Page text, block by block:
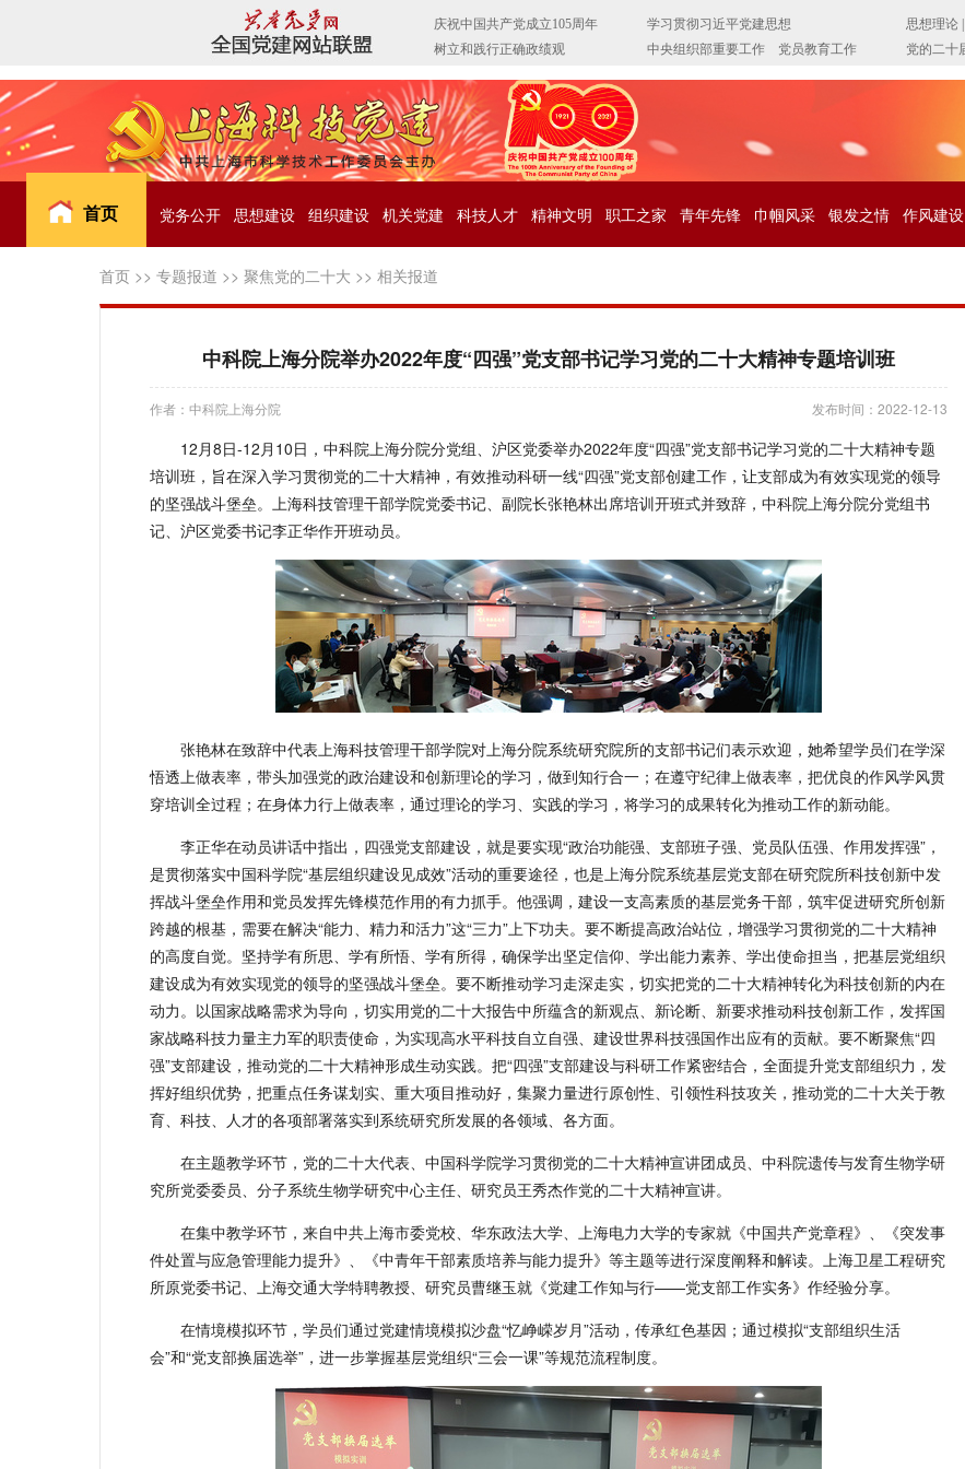
首页 党务公开 思想建设 组织建设 机关党建 科技人才 精神文明 职工之家 青年先锋 巾帼风采 银发之情 作风建设
首页 >> 专题报道 >> 聚焦党的二十大 >> 相关报道
中科院上海分院举办2022年度“四强”党支部书记学习党的二十大精神专题培训班
作者：中科院上海分院 发布时间：2022-12-13
12月8日-12月10日，中科院上海分院分党组、沪区党委举办2022年度“四强”党支部书记学习党的二十大精神专题
培训班，旨在深入学习贯彻党的二十大精神，有效推动科研一线“四强”党支部创建工作，让支部成为有效实现党的领导
的坚强战斗堡垒。上海科技管理干部学院党委书记、副院长张艳林出席培训开班式并致辞，中科院上海分院分党组书
记、沪区党委书记李正华作开班动员。
张艳林在致辞中代表上海科技管理干部学院对上海分院系统研究院所的支部书记们表示欢迎，她希望学员们在学深
悟透上做表率，带头加强党的政治建设和创新理论的学习，做到知行合一；在遵守纪律上做表率，把优良的作风学风贯
穿培训全过程；在身体力行上做表率，通过理论的学习、实践的学习，将学习的成果转化为推动工作的新动能。
李正华在动员讲话中指出，四强党支部建设，就是要实现“政治功能强、支部班子强、党员队伍强、作用发挥强”，
是贯彻落实中国科学院“基层组织建设见成效”活动的重要途径，也是上海分院系统基层党支部在研究院所科技创新中发
挥战斗堡垒作用和党员发挥先锋模范作用的有力抓手。他强调，建设一支高素质的基层党务干部，筑牢促进研究所创新
跨越的根基，需要在解决“能力、精力和活力”这“三力”上下功夫。要不断提高政治站位，增强学习贯彻党的二十大精神
的高度自觉。坚持学有所思、学有所悟、学有所得，确保学出坚定信仰、学出能力素养、学出使命担当，把基层党组织
建设成为有效实现党的领导的坚强战斗堡垒。要不断推动学习走深走实，切实把党的二十大精神转化为科技创新的内在
动力。以国家战略需求为导向，切实用党的二十大报告中所蕴含的新观点、新论断、新要求推动科技创新工作，发挥国
家战略科技力量主力军的职责使命，为实现高水平科技自立自强、建设世界科技强国作出应有的贡献。要不断聚焦“四
强”支部建设，推动党的二十大精神形成生动实践。把“四强”支部建设与科研工作紧密结合，全面提升党支部组织力，发
挥好组织优势，把重点任务谋划实、重大项目推动好，集聚力量进行原创性、引领性科技攻关，推动党的二十大关于教
育、科技、人才的各项部署落实到系统研究所发展的各领域、各方面。
在主题教学环节，党的二十大代表、中国科学院学习贯彻党的二十大精神宣讲团成员、中科院遗传与发育生物学研
究所党委委员、分子系统生物学研究中心主任、研究员王秀杰作党的二十大精神宣讲。
在集中教学环节，来自中共上海市委党校、华东政法大学、上海电力大学的专家就《中国共产党章程》、《突发事
件处置与应急管理能力提升》、《中青年干部素质培养与能力提升》等主题等进行深度阐释和解读。上海卫星工程研究
所原党委书记、上海交通大学特聘教授、研究员曹继玉就《党建工作知与行——党支部工作实务》作经验分享。
在情境模拟环节，学员们通过党建情境模拟沙盘“忆峥嵘岁月”活动，传承红色基因；通过模拟“支部组织生活
会”和“党支部换届选举”，进一步掌握基层党组织“三会一课”等规范流程制度。